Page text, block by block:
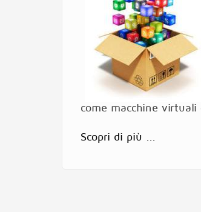
come macchine virtuali
Scopri di più ...